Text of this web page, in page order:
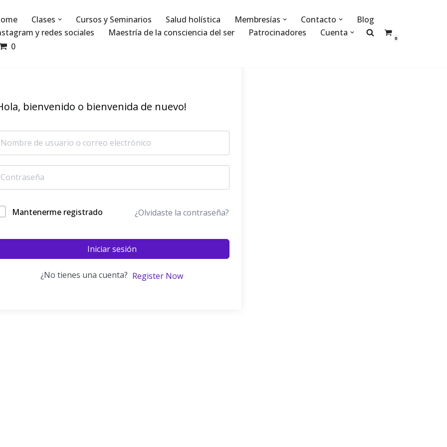
Clases Cursos y Seminarios Salud holística Membresías Contacto
Blog
y redes sociales
Maestría de la consciencia del ser Patrocinadores Cuenta
0
0
bienvenido o bienvenida de nuevo!
Mantenerme registrado ¿Olvidaste la contraseña?
Iniciar sesión
¿No tienes una cuenta? Register Now